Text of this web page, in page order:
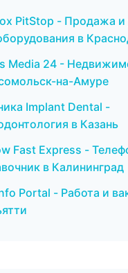
PitStop - Продажа и
в
Media 24 -
на-Амуре
Implant Dental -
в Казань
Fast Express -
в Калининград
Portal - Работа и